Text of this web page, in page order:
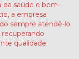
da saúde e bem-
a empresa
sempre atendê-lo
qualidade.